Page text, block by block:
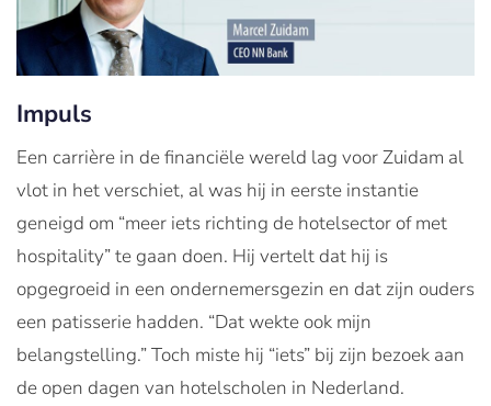
Impuls
Een carrière in de financiële wereld lag voor Zuidam al
vlot in het verschiet, al was hij in eerste instantie
geneigd om “meer iets richting de hotelsector of met
hospitality” te gaan doen. Hij vertelt dat hij is
opgegroeid in een ondernemersgezin en dat zijn ouders
een patisserie hadden. “Dat wekte ook mijn
belangstelling.” Toch miste hij “iets” bij zijn bezoek aan
de open dagen van hotelscholen in Nederland.